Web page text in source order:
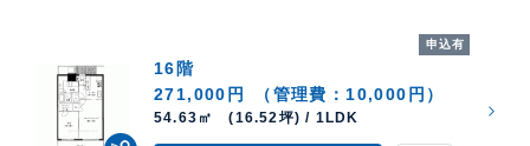
申込有
16階
271,000円
（管理費：10,000円）
54.63㎡ (16.52坪) / 1LDK